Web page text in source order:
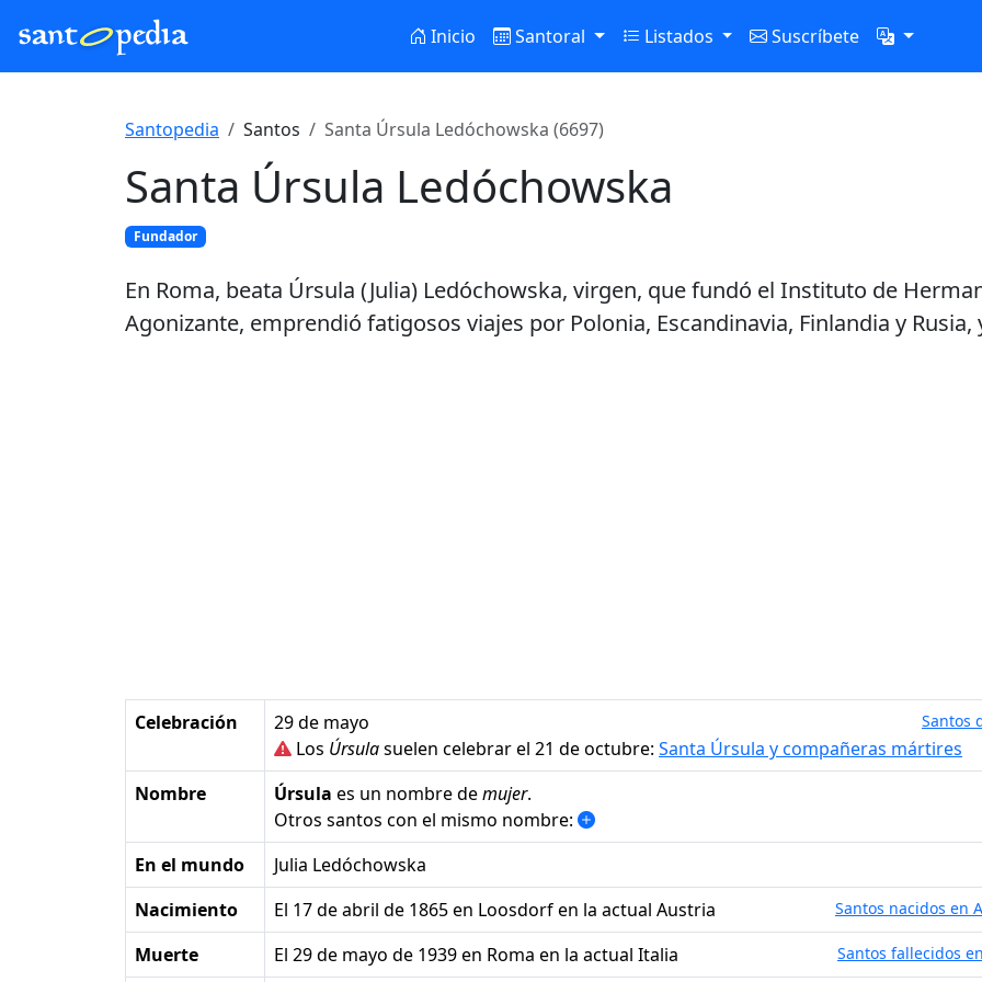
Inicio Santoral Listados Suscríbete
Santopedia Santos Santa Úrsula Ledóchowska (6697)
Santa Úrsula Ledóchowska
Fundador
En Roma, beata Úrsula (Julia) Ledóchowska, virgen, que fundó el Instituto de
Agonizante, emprendió fatigosos viajes por Polonia, Escandinavia, Finlandia y
Celebración 29 de mayo Santos
Los Úrsulasuelen celebrar el 21 de octubre: Santa Úrsula y compañeras mártires
Nombre
Úrsula es un nombre demujer.
Otros santos con el mismo nombre:
En el mundo
Julia Ledóchowska
Nacimiento
el 17 de abril de 1865 en Loosdorf en la actual Austria Santos nacidos en
Muerte el 29 de mayo de 1939 en Roma en la actual Italia Santos fallecidos